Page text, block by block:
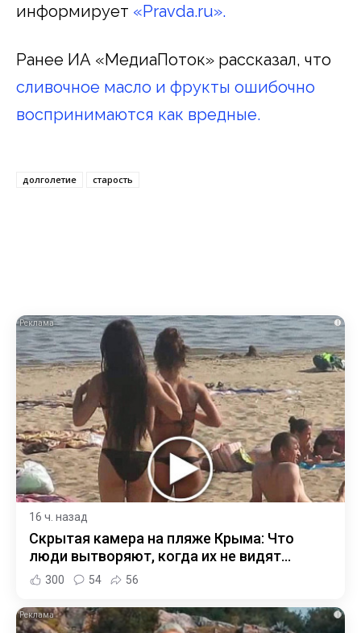
информирует «Pravda.ru».
Ранее ИА «МедиаПоток» рассказал, что
сливочное масло и фрукты ошибочно
воспринимаются как вредные.
долголетие старость
i
16 ч. назад
Скрытая камера на пляже Крыма: Что
люди вытворяют, когда их не видят...
300 54 56
i